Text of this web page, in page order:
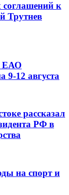
к
Трутнев
ЕАО
12 августа
рассказал
РФ в
на спорт и